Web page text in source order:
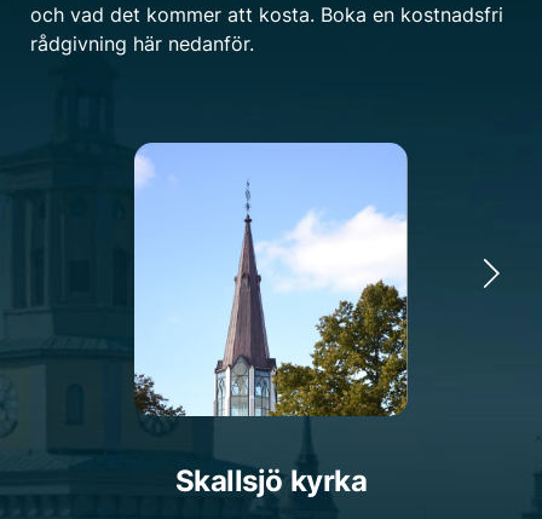
och vad det kommer att kosta. Boka en kostnadsfri
rådgivning här nedanför.
Skallsjö kyrka